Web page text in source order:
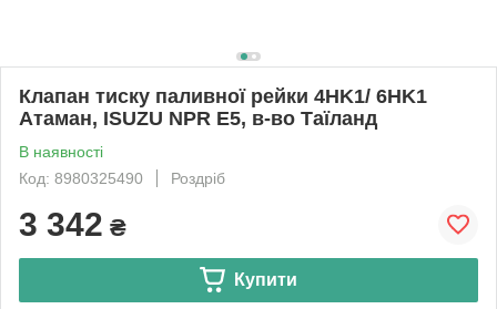
Клапан тиску паливної рейки 4HK1/ 6HK1
Атаман, ISUZU NPR E5, в-во Таїланд
В наявності
Код: 8980325490
Роздріб
3 342 ₴
Купити